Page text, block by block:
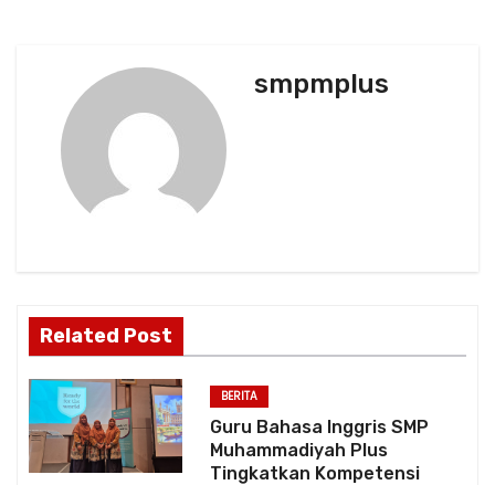
i
o
n
smpmplus
Related Post
BERITA
Guru Bahasa Inggris SMP
Muhammadiyah Plus
Tingkatkan Kompetensi